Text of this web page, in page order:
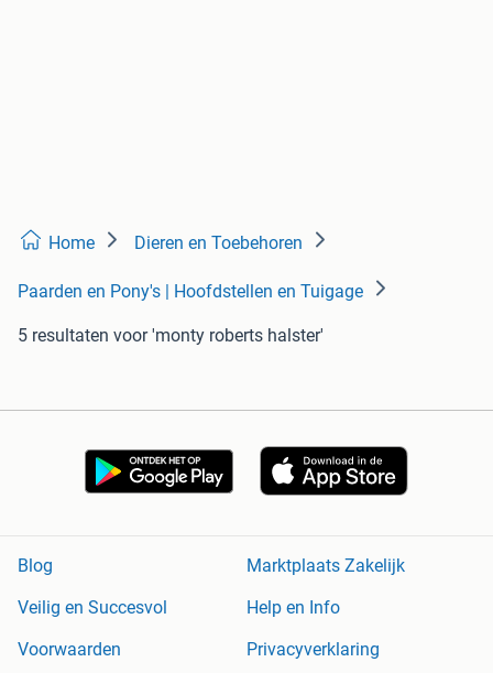
Home Dieren en Toebehoren
Paarden en Pony's | Hoofdstellen en Tuigage
5 resultaten voor 'monty roberts halster'
Blog
Marktplaats Zakelijk
Veilig en Succesvol
Help en Info
Voorwaarden
Privacyverklaring